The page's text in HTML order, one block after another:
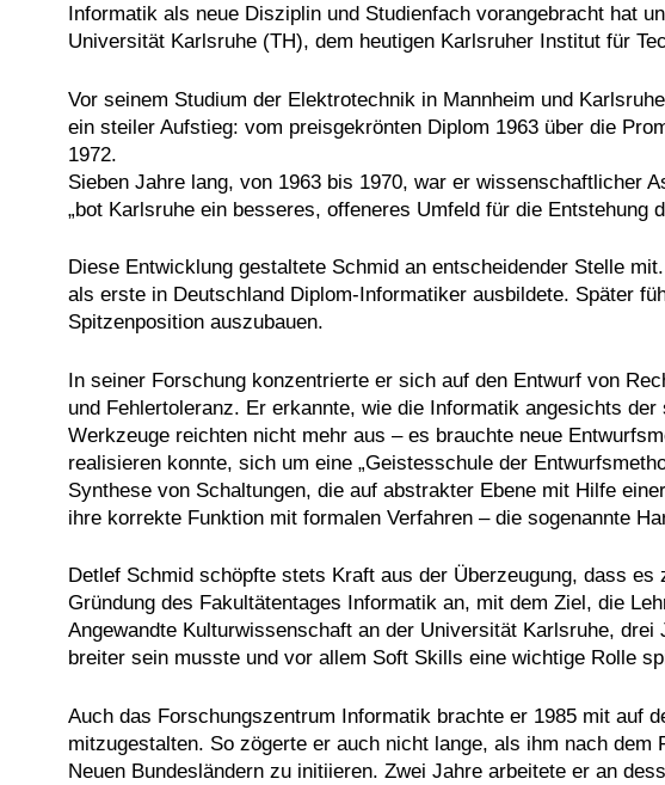
Informatik als neue Disziplin und Studienfach vorangebracht hat
Universität Karlsruhe (TH), dem heutigen Karlsruher Institut für
Vor seinem Studium der Elektrotechnik in Mannheim und
ein steiler Aufstieg: vom preisgekrönten Diplom 1963 über die
1972.
Sieben Jahre lang, von 1963 bis 1970, war er wissenschaftlicher
„bot Karlsruhe ein besseres, offeneres Umfeld für die
Diese Entwicklung gestaltete Schmid an entscheidender Stelle
als erste in Deutschland Diplom-Informatiker ausbildete. Später
Spitzenposition auszubauen.
In seiner Forschung konzentrierte er sich auf den Entwurf von
und Fehlertoleranz. Er erkannte, wie die Informatik angesichts
Werkzeuge reichten nicht mehr aus – es brauchte neue
realisieren konnte, sich um eine „Geistesschule der
Synthese von Schaltungen, die auf abstrakter Ebene mit Hilfe
ihre korrekte Funktion mit formalen Verfahren – die sogenannte
Detlef Schmid schöpfte stets Kraft aus der Überzeugung, dass
Gründung des Fakultätentages Informatik an, mit dem Ziel, die
Angewandte Kulturwissenschaft an der Universität Karlsruhe,
breiter sein musste und vor allem Soft Skills eine wichtige Rolle
Auch das Forschungszentrum Informatik brachte er 1985 mit auf
mitzugestalten. So zögerte er auch nicht lange, als ihm nach
Neuen Bundesländern zu initiieren. Zwei Jahre arbeitete er an